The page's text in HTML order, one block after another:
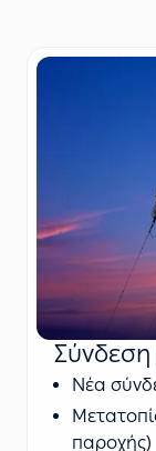
Σύνδεση
Νέα
παροχής)